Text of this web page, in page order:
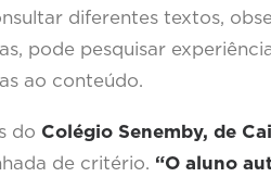
diferentes textos,
pode pesquisar
ao conteúdo.
do Colégio Senemby, de
de critério. “O aluno